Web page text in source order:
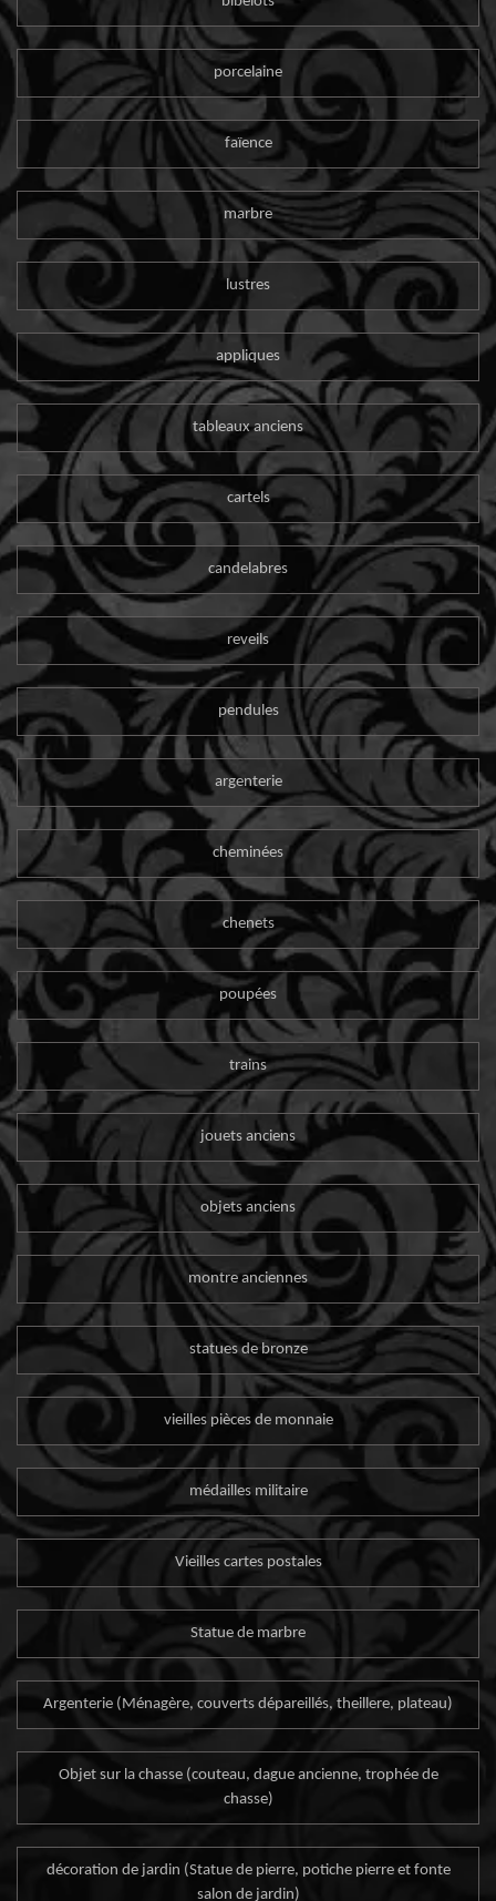
porcelaine
faïence
marbre
lustres
appliques
tableaux anciens
cartels
candelabres
reveils
pendules
argenterie
cheminées
chenets
poupées
trains
jouets anciens
objets anciens
montre anciennes
statues de bronze
vieilles pièces de monnaie
médailles militaire
Vieilles cartes postales
Statue de marbre
Argenterie (Ménagère, couverts dépareillés, theillere, plateau)
Objet sur la chasse (couteau, dague ancienne, trophée de
chasse)
décoration de jardin (Statue de pierre, potiche pierre et fonte
salon de jardin)